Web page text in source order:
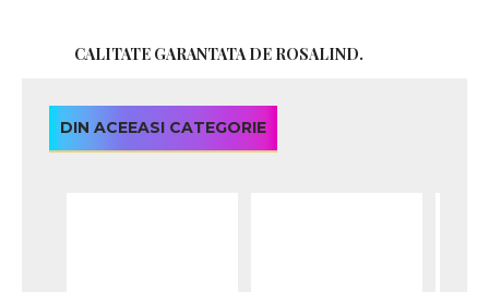
CALITATE GARANTATA DE ROSALIND.
DIN ACEEASI CATEGORIE